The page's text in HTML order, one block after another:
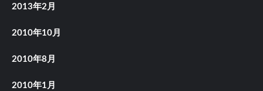
2013年2月
2010年10月
2010年8月
2010年1月